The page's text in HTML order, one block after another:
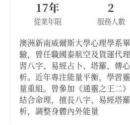
從業年限
17年
服務人數
2
澳洲新南威爾斯大學心理學系
驗，曾任職國泰航空及貨運代
習八字、易經占卜、塔羅、傳
析。近年專注能量平衡，學習
量重組。曾參加《通靈之王二》晉
結合命理，擅長八字、易經塔
析，調整身體內外能量